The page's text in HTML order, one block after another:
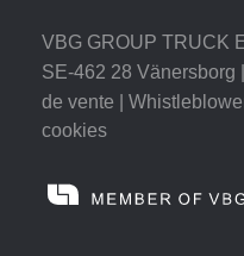
VBG GROUP TRUCK
SE-462 28 Vänersborg |
de vente
cookies